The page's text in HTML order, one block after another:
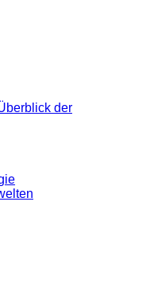
der